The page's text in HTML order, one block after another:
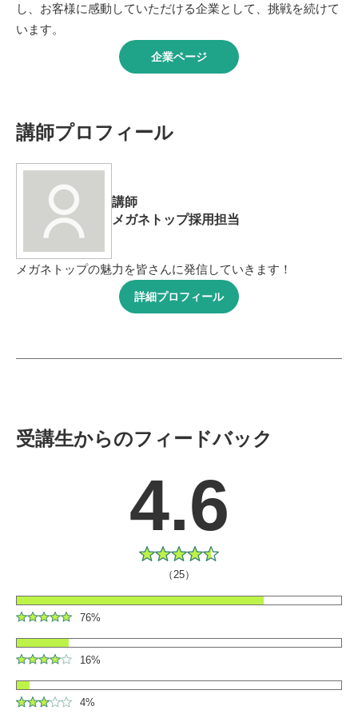
し、お客様に感動していただける企業として、挑戦を続けて
います。
企業ページ
講師プロフィール
講師
メガネトップ採用担当
メガネトップの魅力を皆さんに発信していきます！
詳細プロフィール
受講生からのフィードバック
4.6
（25）
76%
16%
4%